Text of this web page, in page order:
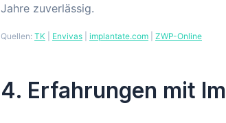
Jahre zuverlässig.
Quellen: TK Envivas implantate.com ZWP-Online
4. Erfahrungen mit